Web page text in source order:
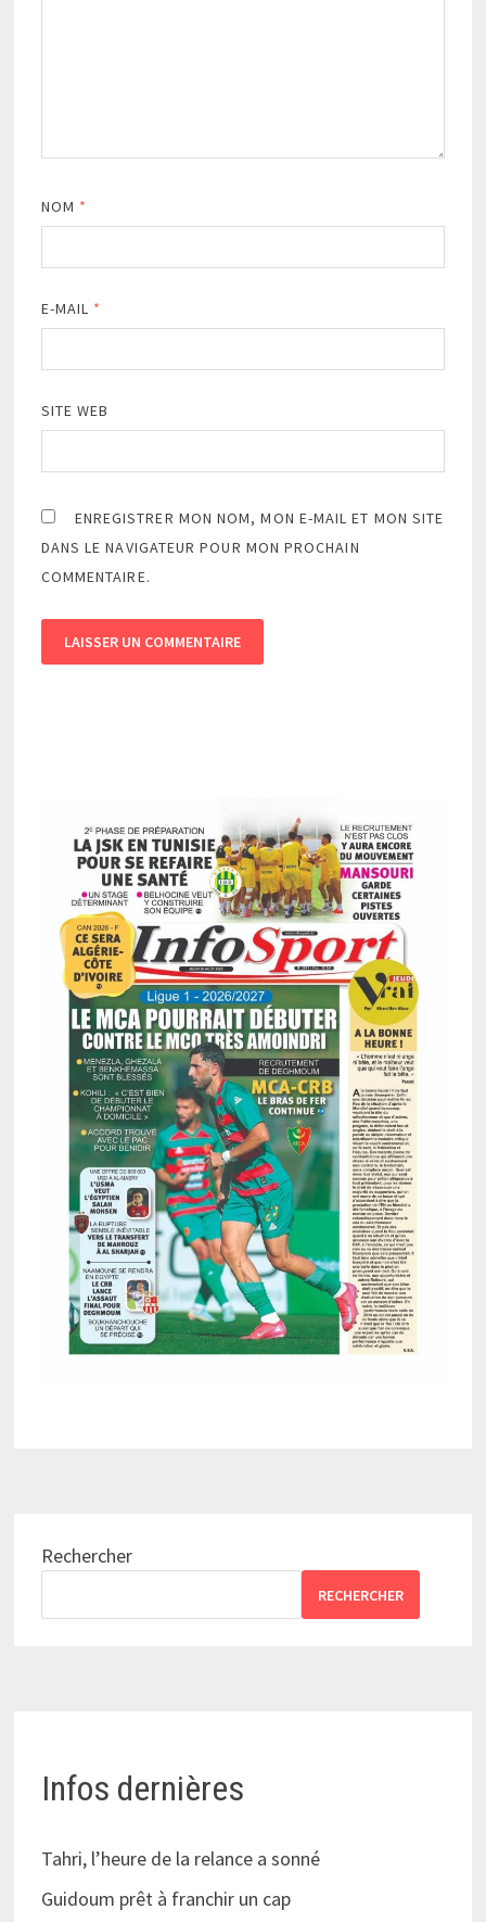
NOM *
E-MAIL *
SITE WEB
ENREGISTRER MON NOM, MON E-MAIL ET MON SITE
DANS LE NAVIGATEUR POUR MON PROCHAIN
COMMENTAIRE.
Rechercher
RECHERCHER
Infos dernières
Tahri, l’heure de la relance a sonné
Guidoum prêt à franchir un cap